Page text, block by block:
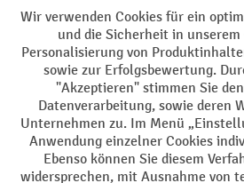
Batterie Rückname
AGB Impressum Datenschutz
Barrierefreiheit Grounding Page